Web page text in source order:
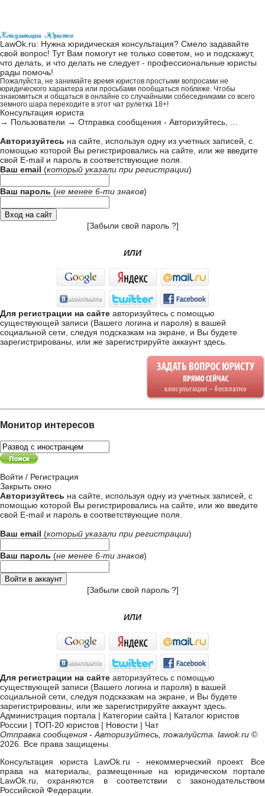
LawOk.ru: Нужна юридическая консультация? Смело задавайте
свой вопрос! Тут Вам помогут не только советом, но и подскажут,
что делать, и что делать не следует - профессиональные юристы
рады помочь!
Пожалуйста, не занимайте время юристов простыми вопросами не
юридического характера или просьбами пообщаться поближе. Чтобы
знакомиться и общаться в онлайне со случайными собеседниками со всего
земного шара переходите в этот чат рулетка 18+!
Консультация юриста
→ Пользователи → Отправка сообщения - Авторизуйтесь, ...
Авторизуйтесь на сайте, используя одну из учетных записей, с
помощью которой Вы регистрировались на сайте, или же введите
свой E-mail и пароль в соответствующие поля
Ваш email (который указали при регистрации)
Ваш пароль (не менее 6-ти знаков)
[Забыли свой пароль ?]
ИЛИ
Для регистрации на сайте авторизуйтесь с помощью
существующей записи (Вашего логина и пароля) в вашей
социальной сети, следуя подсказкам на экране, и Вы будете
зарегистрированы, или же зарегистрируйте аккаунт здесь
Монитор интересов
Войти / Регистрация
Закрыть окно
Авторизуйтесь на сайте, используя одну из учетных записей, с
помощью которой Вы регистрировались на сайте, или же введите
свой E-mail и пароль в соответствующие поля
Ваш email (который указали при регистрации)
Ваш пароль (не менее 6-ти знаков)
[Забыли свой пароль ?]
ИЛИ
Для регистрации на сайте авторизуйтесь с помощью
существующей записи (Вашего логина и пароля) в вашей
социальной сети, следуя подсказкам на экране, и Вы будете
зарегистрированы, или же зарегистрируйте аккаунт здесь
Администрация портала | Категории сайта | Каталог юристов
России | ТОП-20 юристов | Новости | Чат
Отправка сообщения - Авторизуйтесь, пожалуйста. lawok.ru ©
2026. Все права защищены.
Консультация юриста LawOk.ru - некоммерческий проект. Все
права на материалы, размещенные на юридическом портале
LawOk.ru, охраняются в соответствии с законодательством
Российской Федерации.